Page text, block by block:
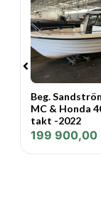
Trimsystem:
Växlar: F-N-R
GLÖM INTE
Mercury 25
”En trecylindrig
Beg.
MC & Honda
takt -2022
199 900,00